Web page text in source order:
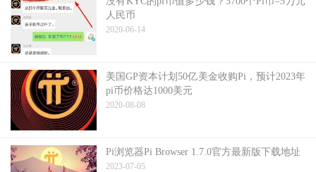
人民币
2020-06-14
美国GP资本计划50亿美金收购Pi，预计2023年
pi币价格达1000美元
2020-08-08
Pi浏览器Pi Browser 1.7.0官方最新版下载地址
2023-07-05